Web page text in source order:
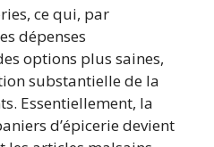
ce qui, par
dépenses
options plus saines,
substantielle de la
Essentiellement, la
d’épicerie devient